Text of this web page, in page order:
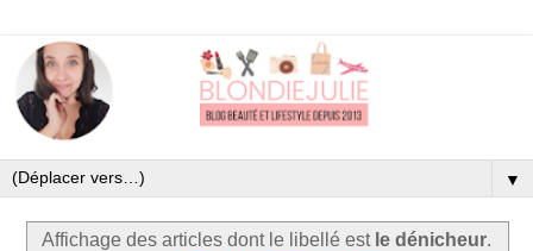
▼
Affichage des articles dont le libellé est le dénicheur.